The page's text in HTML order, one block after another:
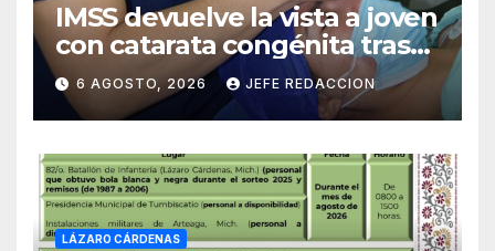
IMSS devuelve la vista a joven
con catarata congénita tras
23 años de limitación visual
6 AGOSTO, 2026 JEFE REDACCION
LÁZARO CÁRDENAS